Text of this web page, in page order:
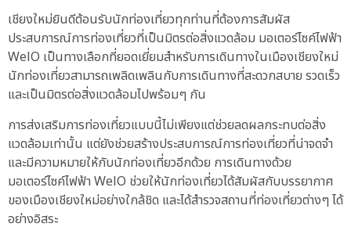
เชียงใหม่ยินดีต้อนรับนักท่องเที่ยวทุกท่านที่ต้องการสัมผัส
ประสบการณ์การท่องเที่ยวที่เป็นมิตรต่อสิ่งแวดล้อม มอเตอร์ไซค์ไฟฟ้า
WelO เป็นทางเลือกที่ยอดเยี่ยมสำหรับการเดินทางในเมืองเชียงใหม่
นักท่องเที่ยวสามารถเพลิดเพลินกับการเดินทางที่สะดวกสบาย รวดเร็ว
และเป็นมิตรต่อสิ่งแวดล้อมไปพร้อมๆ กัน
การส่งเสริมการท่องเที่ยวแบบนี้ไม่เพียงแต่ช่วยลดผลกระทบต่อสิ่ง
แวดล้อมเท่านั้น แต่ยังช่วยสร้างประสบการณ์การท่องเที่ยวที่น่าจดจำ
และมีความหมายให้กับนักท่องเที่ยวอีกด้วย การเดินทางด้วย
มอเตอร์ไซค์ไฟฟ้า WelO ช่วยให้นักท่องเที่ยวได้สัมผัสกับบรรยากาศ
ของเมืองเชียงใหม่อย่างใกล้ชิด และได้สำรวจสถานที่ท่องเที่ยวต่างๆ ได้
อย่างอิสระ